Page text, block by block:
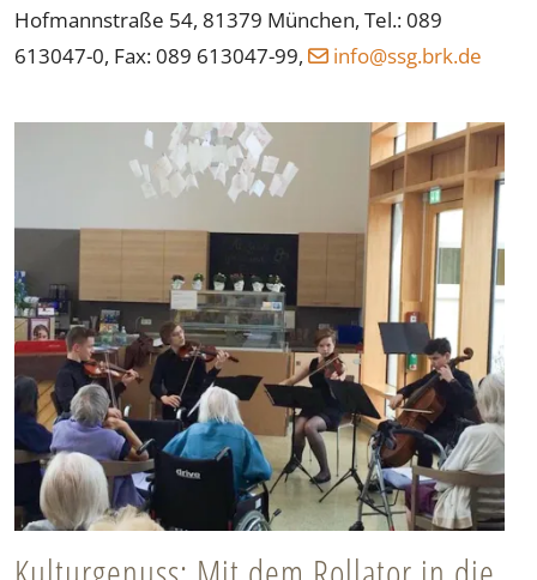
Hofmannstraße 54, 81379 München, Tel.: 089
613047-0, Fax: 089 613047-99,
ed.krb.gss@ofni